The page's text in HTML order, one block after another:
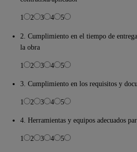
1 2 3 4 5
2. Cumplimiento en el tiempo de
la obra
1 2 3 4 5
3. Cumplimiento en los requisitos y
1 2 3 4 5
4. Herramientas y equipos adecuados
1 2 3 4 5